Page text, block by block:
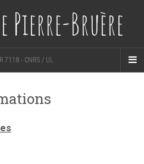
Pierre-Bruère
7118 - CNRS / UL